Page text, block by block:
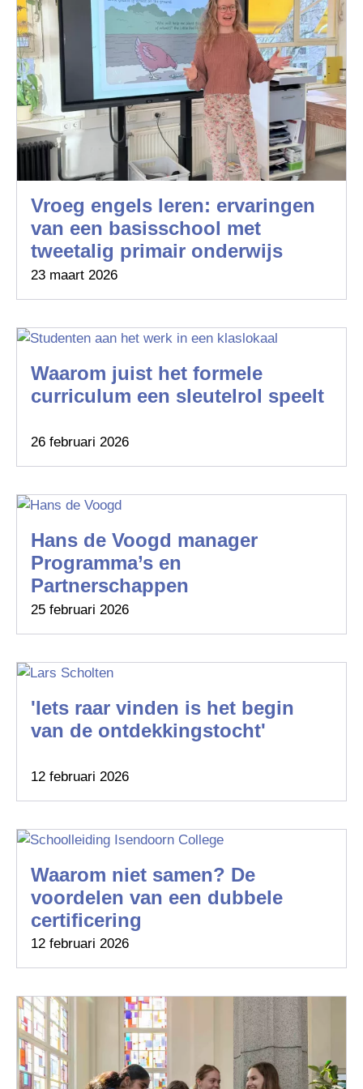
Vroeg engels leren: ervaringen
van een basisschool met
tweetalig primair onderwijs
23 maart 2026
Waarom juist het formele
curriculum een sleutelrol speelt
26 februari 2026
Hans de Voogd manager
Programma’s en
Partnerschappen
25 februari 2026
'Iets raar vinden is het begin
van de ontdekkingstocht'
12 februari 2026
Waarom niet samen? De
voordelen van een dubbele
certificering
12 februari 2026